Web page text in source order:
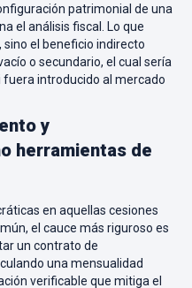
patrimonial de una
el análisis fiscal. Lo que
el beneficio indirecto
o secundario, el cual sería
introducido al mercado
y
herramientas de
en aquellas cesiones
el cauce más riguroso es
un contrato de
una mensualidad
verificable que mitiga el